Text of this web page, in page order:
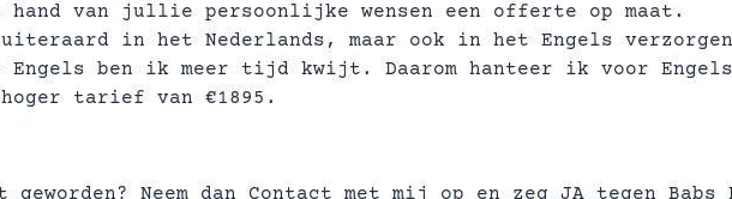
hand van jullie persoonlijke wensen een offerte op maat.
in het Nederlands, maar ook in het Engels
Engels ben ik meer tijd kwijt. Daarom hanteer ik voor
hoger tarief van €1895.
Neem dan Contact met mij op en zeg JA tegen Babs